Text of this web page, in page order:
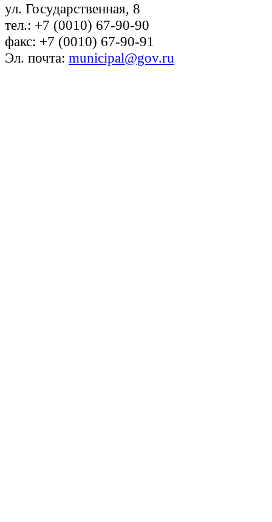
ул. Государственная, 8
тел.: +7 (0010) 67-90-90
факс: +7 (0010) 67-90-91
Эл. почта: municipal@gov.ru